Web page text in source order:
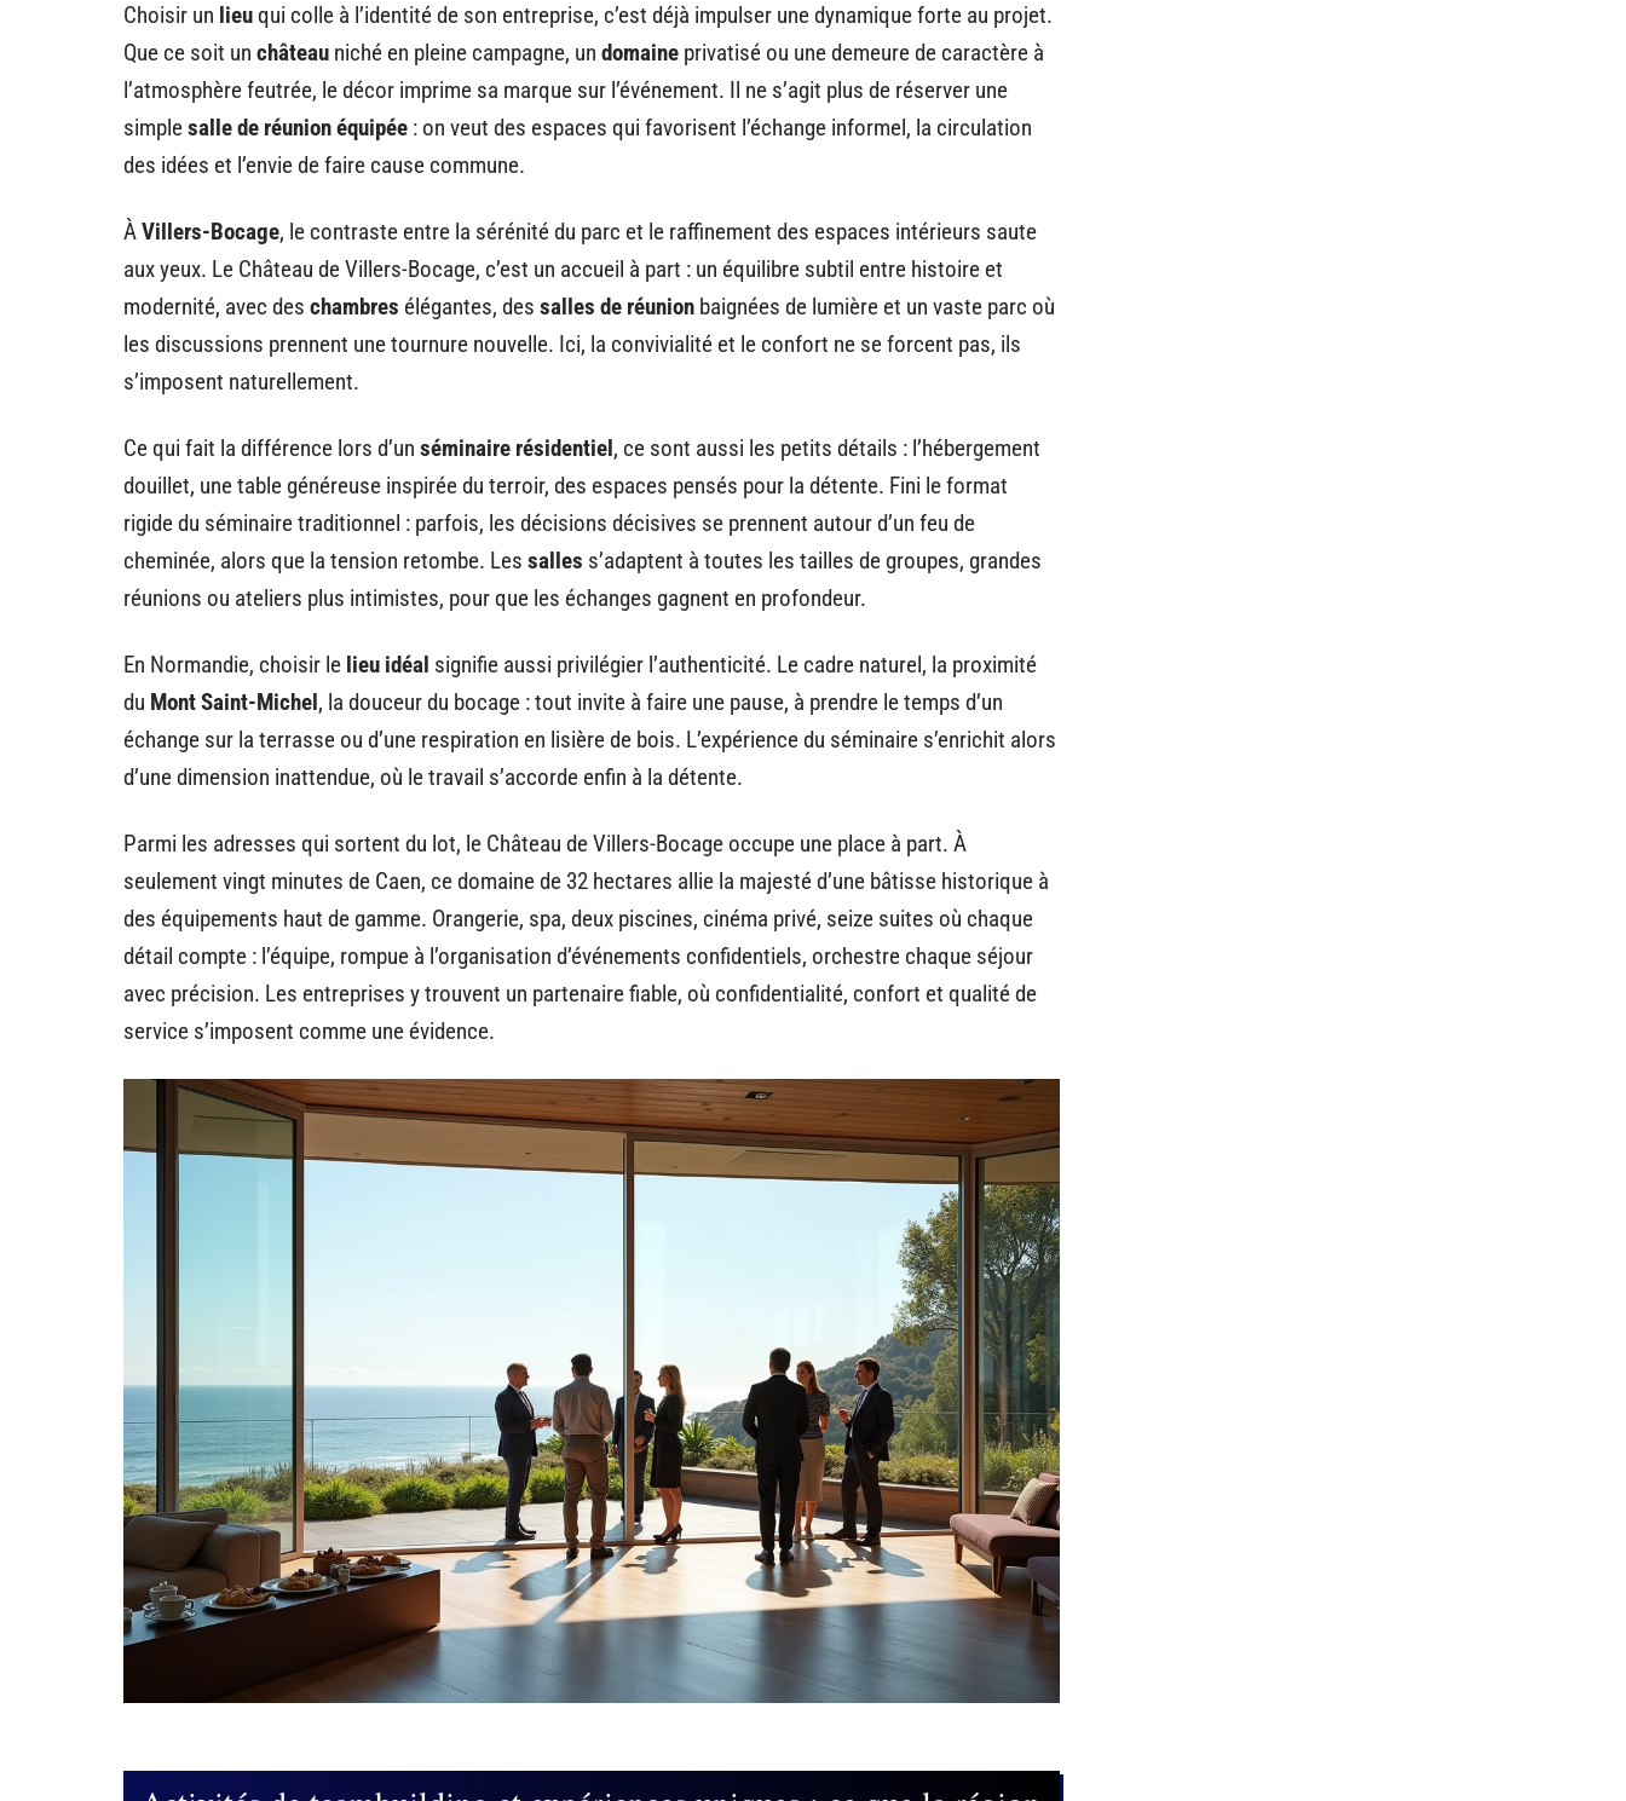
Choisir un lieuqui colle à l’identité de son entreprise, c’est déjà impulser une dynamique forte au projet.
Que ce soit un château niché en pleine campagne, un domaine privatisé ou une demeure de caractère à
l’atmosphère feutrée, le décor imprime sa marque sur l’événement. Il ne s’agit plus de réserver une
simplesalle de réunion équipée : on veut des espaces qui favorisent l’échange informel, la circulation
des idées et l’envie de faire cause commune.
ÀVillers-Bocage, le contraste entre la sérénité du parc et le raffinement des espaces intérieurs saute
aux yeux. Le Château de Villers-Bocage, c’est un accueil à part : un équilibre subtil entre histoire et
modernité, avec des chambres élégantes, des salles de réunion baignées de lumière et un vaste parc où
les discussions prennent une tournure nouvelle. Ici, la convivialité et le confort ne se forcent pas, ils
s’imposent naturellement.
Ce qui fait la différence lors d’un séminaire résidentiel, ce sont aussi les petits détails : l’hébergement
douillet, une table généreuse inspirée du terroir, des espaces pensés pour la détente. Fini le format
rigide du séminaire traditionnel : parfois, les décisions décisives se prennent autour d’un feu de
cheminée, alors que la tension retombe. Les salles s’adaptent à toutes les tailles de groupes, grandes
réunions ou ateliers plus intimistes, pour que les échanges gagnent en profondeur.
En Normandie, choisir le lieu idéal signifie aussi privilégier l’authenticité. Le cadre naturel, la proximité
du Mont Saint-Michel, la douceur du bocage : tout invite à faire une pause, à prendre le temps d’un
échange sur la terrasse ou d’une respiration en lisière de bois. L’expérience du séminaire s’enrichit alors
d’une dimension inattendue, où le travail s’accorde enfin à la détente.
Parmi les adresses qui sortent du lot, le Château de Villers-Bocage occupe une place à part. À
seulement vingt minutes de Caen, ce domaine de 32 hectares allie la majesté d’une bâtisse historique à
des équipements haut de gamme. Orangerie, spa, deux piscines, cinéma privé, seize suites où chaque
détail compte : l’équipe, rompue à l’organisation d’événements confidentiels, orchestre chaque séjour
avec précision. Les entreprises y trouvent un partenaire fiable, où confidentialité, confort et qualité de
service s’imposent comme une évidence.